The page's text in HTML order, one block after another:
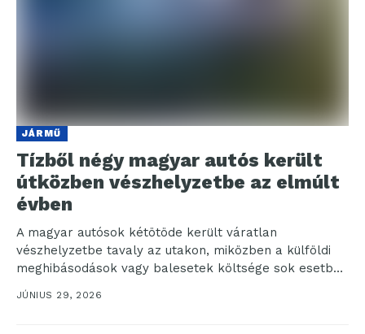
JÁRMŰ
Tízből négy magyar autós került
útközben vészhelyzetbe az elmúlt
évben
A magyar autósok kétötöde került váratlan
vészhelyzetbe tavaly az utakon, miközben a külföldi
meghibásodások vagy balesetek költsége sok esetben
több százezer forintra rúghat...
JÚNIUS 29, 2026